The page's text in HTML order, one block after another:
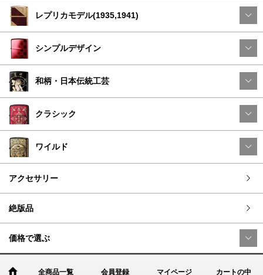
レプリカモデル(1935,1941)
シンプルデザイン
和柄・日本伝統工芸
クラシック
ワイルド
アクセサリー
絶版品
価格で選ぶ
全商品一覧 会員登録 マイページ カートの中